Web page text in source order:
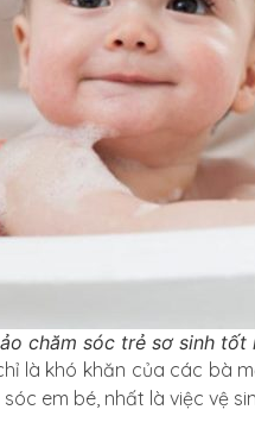
chăm sóc trẻ sơ sinh tốt
là khó khăn của các bà
em bé, nhất là việc vệ